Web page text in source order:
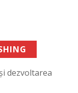
dezvoltarea